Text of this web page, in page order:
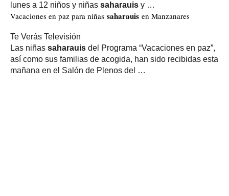
lunes a 12 niños y niñas saharauis y …
Vacaciones en paz para niñas saharauis en Manzanares
Te Verás Televisión
Las niñas saharauis del Programa “Vacaciones en paz”,
así como sus familias de acogida, han sido recibidas esta
mañana en el Salón de Plenos del …